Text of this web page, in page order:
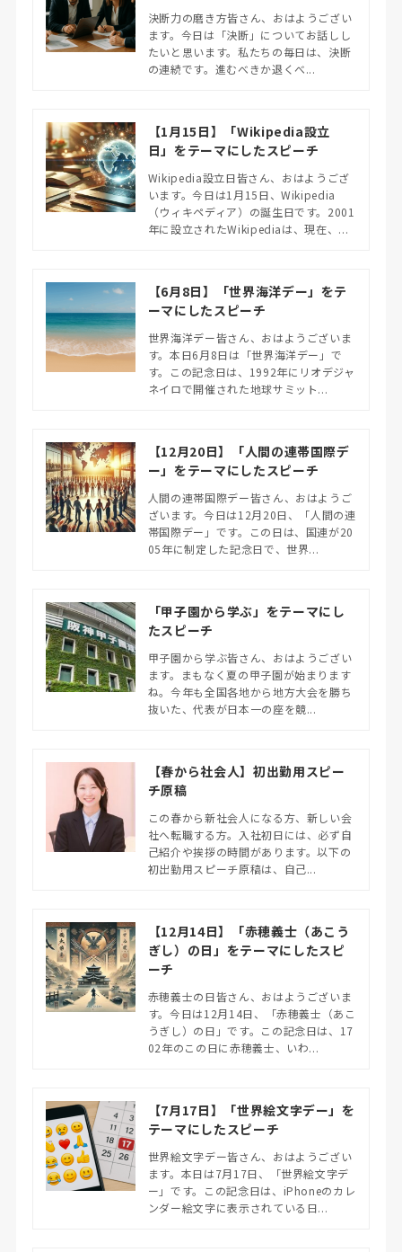
決断力の磨き方皆さん、おはようござい
ます。今日は「決断」についてお話しし
たいと思います。私たちの毎日は、決断
の連続です。進むべきか退くべ...
【1月15日】「Wikipedia設立
日」をテーマにしたスピーチ
Wikipedia設立日皆さん、おはようござ
います。今日は1月15日、Wikipedia
（ウィキペディア）の誕生日です。2001
年に設立されたWikipediaは、現在、...
【6月8日】「世界海洋デー」をテ
ーマにしたスピーチ
世界海洋デー皆さん、おはようございま
す。本日6月8日は「世界海洋デー」で
す。この記念日は、1992年にリオデジャ
ネイロで開催された地球サミット...
【12月20日】「人間の連帯国際デ
ー」をテーマにしたスピーチ
人間の連帯国際デー皆さん、おはようご
ざいます。今日は12月20日、「人間の連
帯国際デー」です。この日は、国連が20
05年に制定した記念日で、世界...
「甲子園から学ぶ」をテーマにし
たスピーチ
甲子園から学ぶ皆さん、おはようござい
ます。まもなく夏の甲子園が始まります
ね。今年も全国各地から地方大会を勝ち
抜いた、代表が日本一の座を競...
【春から社会人】初出勤用スピー
チ原稿
この春から新社会人になる方、新しい会
社へ転職する方。入社初日には、必ず自
己紹介や挨拶の時間があります。以下の
初出勤用スピーチ原稿は、自己...
【12月14日】「赤穂義士（あこう
ぎし）の日」をテーマにしたスピ
ーチ
赤穂義士の日皆さん、おはようございま
す。今日は12月14日、「赤穂義士（あこ
うぎし）の日」です。この記念日は、17
02年のこの日に赤穂義士、いわ...
【7月17日】「世界絵文字デー」を
テーマにしたスピーチ
世界絵文字デー皆さん、おはようござい
ます。本日は7月17日、「世界絵文字デ
ー」です。この記念日は、iPhoneのカレ
ンダー絵文字に表示されている日...